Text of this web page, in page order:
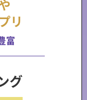
リ
富
グ